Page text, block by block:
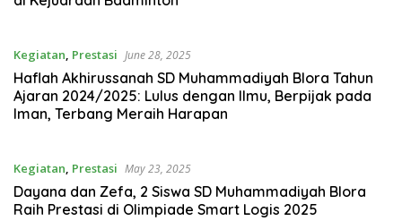
Kegiatan, Prestasi June 28, 2025
Haflah Akhirussanah SD Muhammadiyah Blora Tahun
Ajaran 2024/2025: Lulus dengan Ilmu, Berpijak pada
Iman, Terbang Meraih Harapan
Kegiatan, Prestasi May 23, 2025
Dayana dan Zefa, 2 Siswa SD Muhammadiyah Blora
Raih Prestasi di Olimpiade Smart Logis 2025